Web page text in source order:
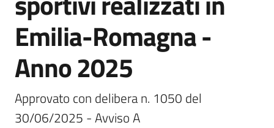
Carta
etica
dello
Emilia-Romagna -
Anno 2025
Approvato con delibera n. 1050 del
30/06/2025 - Avviso A